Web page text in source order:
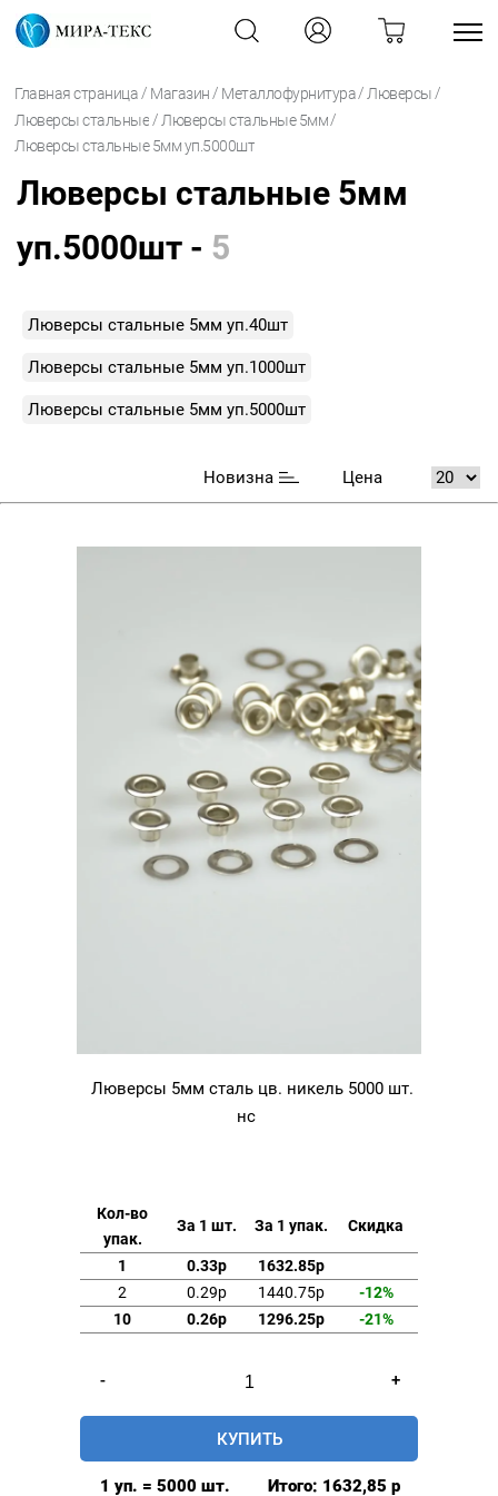
Главная страница / Магазин / Металлофурнитура / Люверсы /
Люверсы стальные / Люверсы стальные 5мм /
Люверсы стальные 5мм уп.5000шт
Люверсы стальные 5мм
уп.5000шт - 5
Люверсы стальные 5мм уп.40шт
Люверсы стальные 5мм уп.1000шт
Люверсы стальные 5мм уп.5000шт
Новизна Цена
Люверсы 5мм сталь цв. никель 5000 шт.
нс
Кол-во
упак.
За 1 шт. За 1 упак. Скидка
1 0.33р
1632.85р
2
0.29р 1440.75р
-12%
10
0.26р 1296.25р -21%
-
Люверсы
5мм
+
КУПИТЬ
1 уп. = 5000 шт. Итого: 1632,85 р